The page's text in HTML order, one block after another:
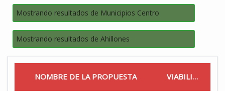
Mostrando resultados de Municipios Centro
Mostrando resultados de Ahillones
NOMBRE DE LA PROPUESTA VIABILIDAD